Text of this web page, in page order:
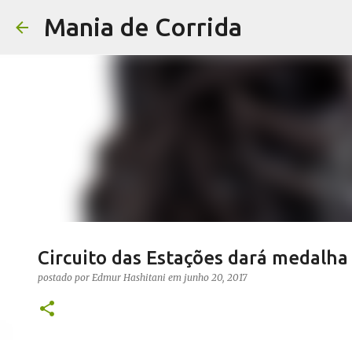
Mania de Corrida
Circuito das Estações dará
postado por Edmur Hashitani em junho 20, 2017